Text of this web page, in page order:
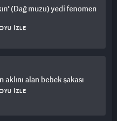
(Dağ muzu) yedi fenomen
İZLE
aklını alan bebek şakası
İZLE